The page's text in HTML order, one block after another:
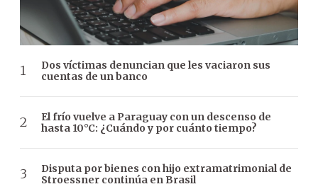
Dos víctimas denuncian que les vaciaron sus
cuentas de un banco
El frío vuelve a Paraguay con un descenso de
hasta 10°C: ¿Cuándo y por cuánto tiempo?
Disputa por bienes con hijo extramatrimonial de
Stroessner continúa en Brasil